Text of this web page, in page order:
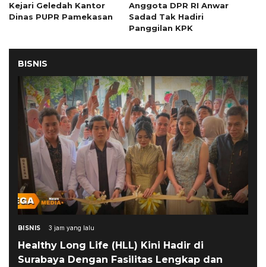
Kejari Geledah Kantor
Dinas PUPR Pamekasan
Anggota DPR RI Anwar
Sadad Tak Hadiri
Panggilan KPK
BISNIS
BISNIS 3 jam yang lalu
Healthy Long Life (HLL) Kini Hadir di
Surabaya Dengan Fasilitas Lengkap dan